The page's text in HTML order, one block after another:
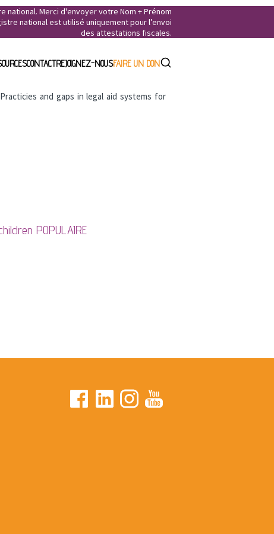
Merci d'envoyer votre Nom + Prénom
national est utilisé uniquement pour l’envoi
des attestations fiscales.
CONTACTREJOIGNEZ-NOUSFAIRE UN DON
and gaps in legal aid systems for
POPULAIRE